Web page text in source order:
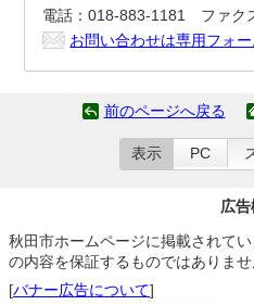
電話：018-883-1181 ファク
お問い合わせは専用フォー
前のページへ戻る
表示 PC
広告
秋田市ホームページに掲載されて
の内容を保証するものではありませ
[バナー広告について]